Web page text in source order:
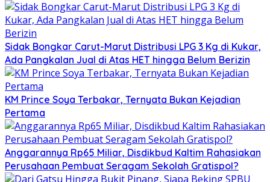
Sidak Bongkar Carut-Marut Distribusi LPG 3 Kg di Kukar,
Ada Pangkalan Jual di Atas HET hingga Belum Berizin
KM Prince Soya Terbakar, Ternyata Bukan Kejadian
Pertama
Anggarannya Rp65 Miliar, Disdikbud Kaltim Rahasiakan
Perusahaan Pembuat Seragam Sekolah Gratispol?